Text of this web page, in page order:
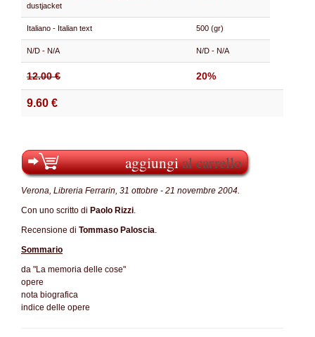
dustjacket
Italiano - Italian text 500 (gr)
N/D - N/A N/D - N/A
12.00 € 20%
9.60 €
aggiungial carrello
Verona, Libreria Ferrarin, 31 ottobre - 21 novembre 2004.
Con uno scritto di Paolo Rizzi.
Recensione di Tommaso Paloscia.
Sommario
da "La memoria delle cose"
opere
nota biografica
indice delle opere